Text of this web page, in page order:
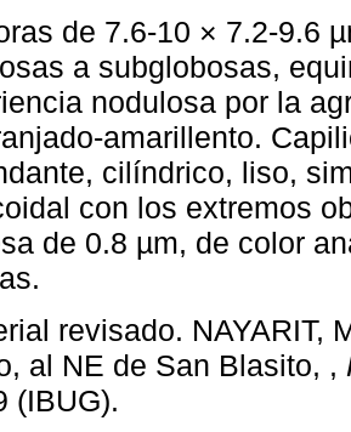
de 7.6-10 × 7.2-9.6
a subglobosas,
nodulosa por la
amarillento.
cilíndrico, liso,
con los extremos
de 0.8 µm, de color
revisado. NAYARIT,
al NE de San Blasito, ,
(IBUG).